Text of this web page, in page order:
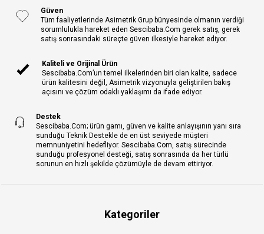
Güven
Tüm faaliyetlerinde Asimetrik Grup bünyesinde olmanın verdiği
sorumlulukla hareket eden Sescibaba.Com gerek satış, gerek
satış sonrasındaki süreçte güven ilkesiyle hareket ediyor.
Kaliteli ve Orijinal Ürün
Sescibaba.Com’un temel ilkelerinden biri olan kalite, sadece
ürün kalitesini değil, Asimetrik vizyonuyla geliştirilen bakış
açısını ve çözüm odaklı yaklaşımı da ifade ediyor.
Destek
Sescibaba.Com; ürün gamı, güven ve kalite anlayışının yanı sıra
sunduğu Teknik Destekle de en üst seviyede müşteri
memnuniyetini hedefliyor. Sescibaba.Com, satış sürecinde
sunduğu profesyonel desteği, satış sonrasında da her türlü
sorunun en hızlı şekilde çözümüyle de devam ettiriyor.
Kategoriler